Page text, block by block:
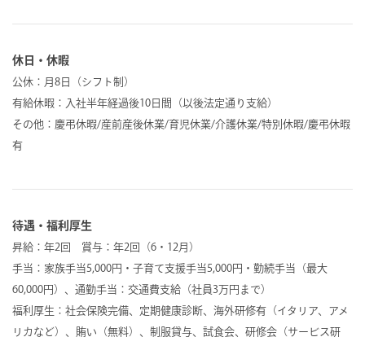
休日・休暇
公休：月8日（シフト制）
有給休暇：入社半年経過後10日間（以後法定通り支給）
その他：慶弔休暇/産前産後休業/育児休業/介護休業/特別休暇/慶弔休暇
有
待遇・福利厚生
昇給：年2回 賞与：年2回（6・12月）
手当：家族手当5,000円・子育て支援手当5,000円・勤続手当（最大
60,000円）、通勤手当：交通費支給（社員3万円まで）
福利厚生：社会保険完備、定期健康診断、海外研修有（イタリア、アメ
リカなど）、賄い（無料）、制服貸与、試食会、研修会（サービス研